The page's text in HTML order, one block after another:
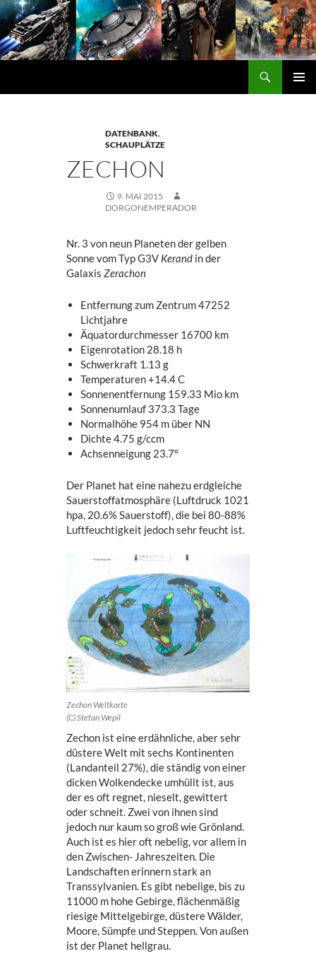
Zum
Inhalt
springen
DATENBANK,
SCHAUPLÄTZE
ZECHON
9. MAI 2015
DORGONEMPERADOR
Nr. 3 von neun Planeten der gelben
Sonne vom Typ G3V Kerand in der
GalaxisZerachon
Entfernung zum Zentrum 47252
Lichtjahre
Äquatordurchmesser 16700 km
Eigenrotation 28.18 h
Schwerkraft 1.13 g
Temperaturen +14.4 C
Sonnenentfernung 159.33 Mio km
Sonnenumlauf 373.3 Tage
Normalhöhe 954 m über NN
Dichte 4.75 g/ccm
Achsenneigung 23.7°
Der Planet hat eine nahezu erdgleiche
Sauerstoffatmosphäre (Luftdruck 1021
hpa, 20.6% Sauerstoff), die bei 80-88%
Luftfeuchtigkeit jedoch sehr feucht ist.
Zechon Weltkarte
(C) Stefan Wepil
Zechon ist eine erdähnliche, aber sehr
düstere Welt mit sechs Kontinenten
(Landanteil 27%), die ständig von einer
dicken Wolkendecke umhüllt ist, aus
der es oft regnet, nieselt, gewittert
oder schneit. Zwei von ihnen sind
jedoch nur kaum so groß wie Grönland.
Auch ist es hier oft nebelig, vor allem in
den Zwischen- Jahreszeiten. Die
Landschaften erinnern stark an
Transsylvanien. Es gibt nebelige, bis zu
11000 m hohe Gebirge, flächenmäßig
riesige Mittelgebirge, düstere Wälder,
Moore, Sümpfe und Steppen. Von außen
ist der Planet hellgrau.